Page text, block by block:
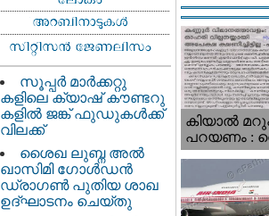
സൂപ്പർ മാർക്കറ്റു
കളിലെ ക്യാഷ് കൗണ്ടറു
കളിൽ ജങ്ക് ഫുഡുകൾക്ക്
വിലക്ക്
ശൈഖ ലുബ്ന അൽ
ഖാസിമി ഗോൾഡൻ
ഡ്രാഗൺ പുതിയ ശാഖ
ഉദ്ഘാടനം ചെയ്തു
കിയാല്‍
പറയണം :